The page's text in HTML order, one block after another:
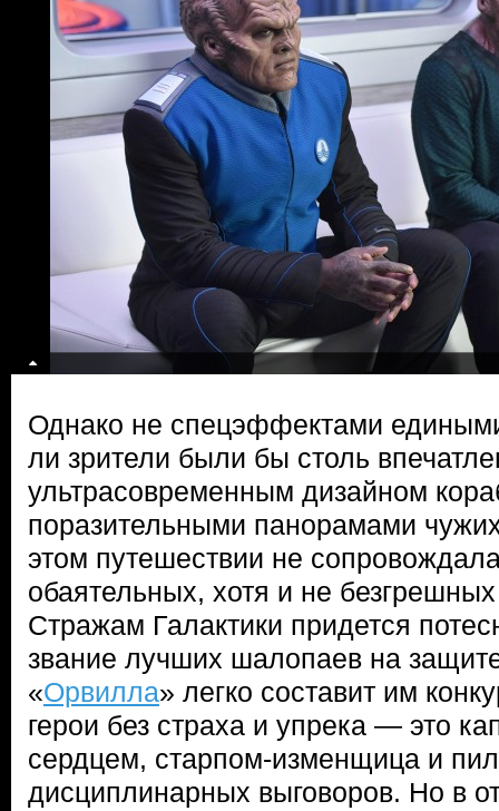
Однако не спецэффектами
ли зрители были бы столь
ультрасовременным дизайном
поразительными панорамами
этом путешествии не
обаятельных, хотя и не
Стражам Галактики придется
звание лучших шалопаев на
«Орвилла» легко составит им
герои без страха и упрека — это
сердцем, старпом-изменщица и
дисциплинарных выговоров. Но в